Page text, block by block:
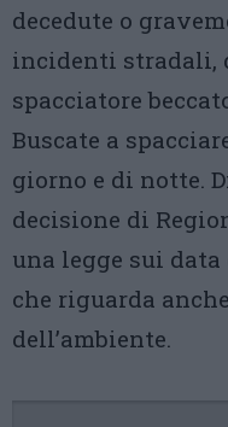
decedute o
incidenti stradali,
spacciatore
Buscate a
giorno e di notte.
decisione di
una legge sui
che riguarda
dell’ambiente.